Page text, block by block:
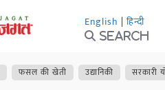
English | हिन्दी
Search
फसल की खेती उद्यानिकी सरकारी